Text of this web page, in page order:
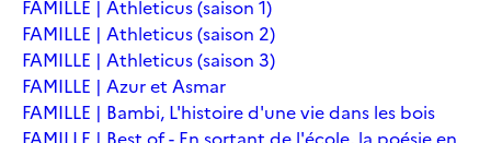
FAMILLE | Athleticus (saison 1)
FAMILLE | Athleticus (saison 2)
FAMILLE | Athleticus (saison 3)
FAMILLE | Azur et Asmar
FAMILLE | Bambi, L'histoire d'une vie dans les bois